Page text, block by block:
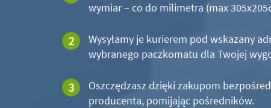
wymiar – co do milimetra (max
Wysyłamy je kurierem pod wskazany
wybranego paczkomatu dla Twojej
Oszczędzasz dzięki zakupom
producenta, pomijając pośredników.